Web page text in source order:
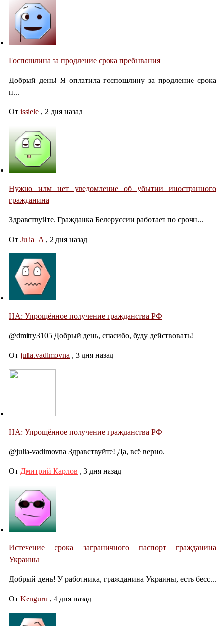
Госпошлина за продление срока пребывания
Добрый день! Я оплатила госпошлину за продление срока
п...
От issiele , 2 дня назад
Нужно илм нет уведомление об убытии иностранного
гражданина
Здравствуйте. Гражданка Белоруссии работает по срочн...
От Julia_A , 2 дня назад
НА: Упрощённое получение гражданства РФ
@dmitry3105 Добрый день, спасибо, буду действовать!
От julia.vadimovna , 3 дня назад
НА: Упрощённое получение гражданства РФ
@julia-vadimovna Здравствуйте! Да, всё верно.
От Дмитрий Карлов , 3 дня назад
Истечение срока заграничного паспорт гражданина
Украины
Добрый день! У работника, гражданина Украины, есть бесс...
От Kenguru , 4 дня назад